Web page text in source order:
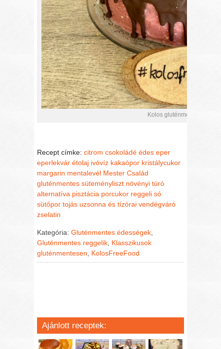
Kolos gluténmentes
Recept címke:citrom csokoládé édes eper
eperlekvár étolaj ivóvíz kakaópor kristálycukor
margarin mentalevél Mester Család
gluténmentes süteményliszt növényi túró
alternatíva pisztácia porcukor reggeli só
sütőpor tojás uzsonna és tízórai vendégváró
zselatin
Kategória:Gluténmentes édességek,
Gluténmentes reggelik, Klasszikusok
gluténmentesen, KolosFreeFood
Ajánlott receptek: